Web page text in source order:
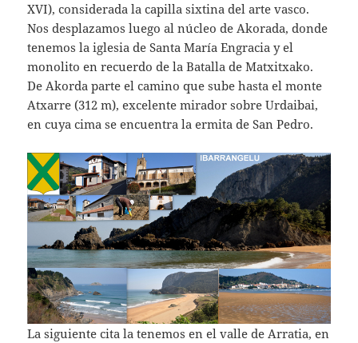
XVI), considerada la capilla sixtina del arte vasco.
Nos desplazamos luego al núcleo de Akorada, donde
tenemos la iglesia de Santa María Engracia y el
monolito en recuerdo de la Batalla de Matxitxako.
De Akorda parte el camino que sube hasta el monte
Atxarre (312 m), excelente mirador sobre Urdaibai,
en cuya cima se encuentra la ermita de San Pedro.
La siguiente cita la tenemos en el valle de Arratia, en